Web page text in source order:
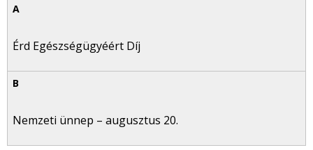
Érd Egészségügyéért Díj
Nemzeti ünnep – augusztus 20.